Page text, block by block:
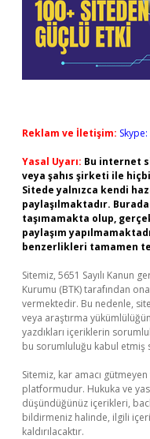
Reklam ve İletişim:
Yasal Uyarı: Bu internet
veya şahıs şirketi ile
Sitede yalnızca kendi
paylaşılmaktadır.
taşımamakta olup,
paylaşım
benzerlikleri tamamen
Sitemiz, 5651 Sayılı Kanun
Kurumu (BTK) tarafından
vermektedir. Bu nedenle,
veya araştırma
yazdıkları içeriklerin
bu sorumluluğu kabul etmiş
Sitemiz, kar amacı
platformudur. Hukuka ve
düşündüğünüz içerikleri,
bildirmeniz halinde, ilgili
kaldırılacaktır.